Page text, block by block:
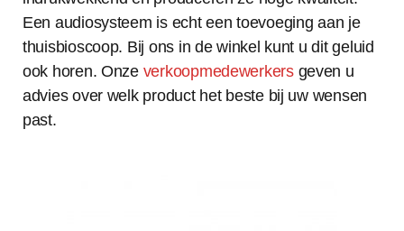
Een audiosysteem is echt een toevoeging aan je
thuisbioscoop. Bij ons in de winkel kunt u dit geluid
ook horen. Onze verkoopmedewerkersgeven u
advies over welk product het beste bij uw wensen
past.